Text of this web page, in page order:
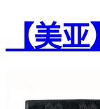
【美